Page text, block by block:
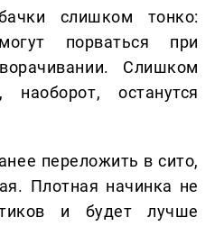
слишком тонко:
порваться при
Слишком
наоборот, останутся
переложить в сито,
Плотная начинка не
и будет лучше